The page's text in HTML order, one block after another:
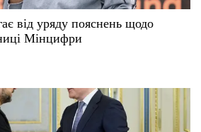
від уряду пояснень щодо
Мінцифри